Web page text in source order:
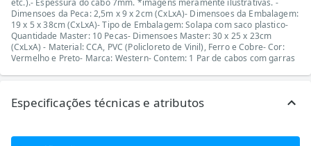
etc.).- Espessura do cabo 7mm. *imagens meramente ilustrativas. -
Dimensoes da Peca: 2,5m x 9 x 2cm (CxLxA)- Dimensoes da Embalagem:
19 x 5 x 38cm (CxLxA)- Tipo de Embalagem: Solapa com saco plastico-
Quantidade Master: 10 Pecas- Dimensoes Master: 30 x 25 x 23cm
(CxLxA) - Material: CCA, PVC (Policloreto de Vinil), Ferro e Cobre- Cor:
Vermelho e Preto- Marca: Western- Contem: 1 Par de cabos com garras
Especificações técnicas e atributos